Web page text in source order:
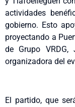
actividades
gobierno. Esto
proyectando a
de Grupo
organizadora del
El partido, que